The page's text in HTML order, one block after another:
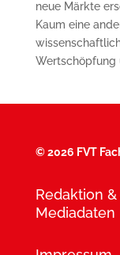
neue Märkte
Kaum eine
Wertschöpfung
©2026 FVT
Redaktion
Mediadaten